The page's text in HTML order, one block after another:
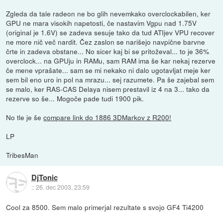
Zgleda da tale radeon ne bo glih nevemkako overclockabilen, ker
GPU ne mara visokih napetosti, če nastavim Vgpu nad 1.75V
(original je 1.6V) se zadeva sesuje tako da tud ATIjev VPU recover
ne more nič več nardit. Čez zaslon se narišejo navpične barvne
črte in zadeva obstane... No sicer kaj bi se pritoževal... to je 36%
overclock... na GPUju in RAMu, sam RAM ima še kar nekaj rezerve
če mene vprašate... sam se mi nekako ni dalo ugotavljat meje ker
sem bil eno uro in pol na mrazu... sej razumete. Pa še zajebal sem
se malo, ker RAS-CAS Delaya nisem prestavil iz 4 na 3... tako da
rezerve so še... Mogoče pade tudi 1900 pik.
No tle je šecompare link do 1886 3DMarkov z R200!
LP
TribesMan
DjTonic
::26. dec 2003, 23:59
Cool za 8500. Sem malo primerjal rezultate s svojo GF4 Ti4200